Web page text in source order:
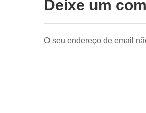
Deixe um
O seu endereço de email